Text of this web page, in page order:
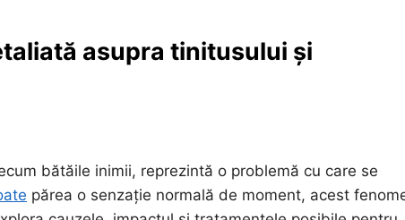
asupra tinitusului și
bătăile inimii, reprezintă o problemă cu care se
părea o senzație normală de moment, acest